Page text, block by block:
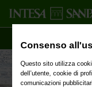
Consenso
Questo sito utilizza
dell’utente, cookie di
comunicazioni